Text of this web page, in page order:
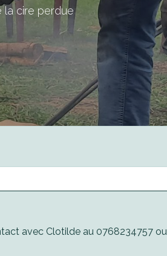
la cire perdue
avec Clotilde au 0768234757 ou